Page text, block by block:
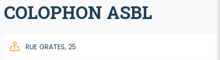
COLOPHON ASBL
RUE GRATES, 25